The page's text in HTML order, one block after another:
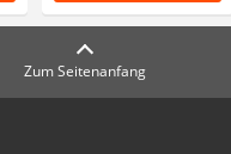
Zum Seitenanfang